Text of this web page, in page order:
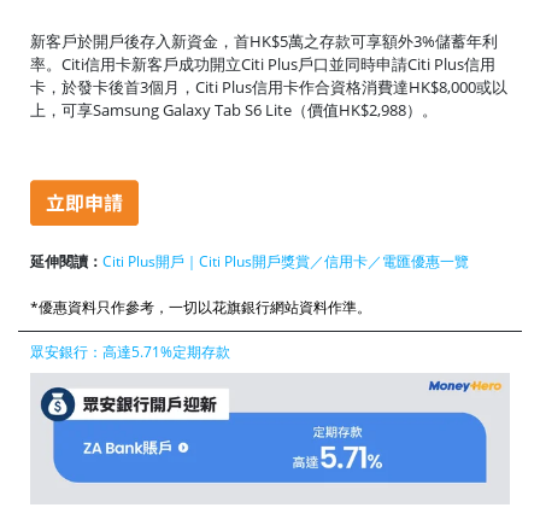
新客戶於開戶後存入新資金，首HK$5萬之存款可享額外3%儲蓄年利
率。Citi信用卡新客戶成功開立Citi Plus戶口並同時申請Citi Plus信用
卡，於發卡後首3個月，Citi Plus信用卡作合資格消費達HK$8,000或以
上，可享Samsung Galaxy Tab S6 Lite（價值HK$2,988）。
延伸閱讀： Citi Plus開戶｜Citi Plus開戶獎賞／信用卡／電匯優惠一覽
*優惠資料只作參考，一切以花旗銀行網站資料作準。
眾安銀行：高達5.71%定期存款